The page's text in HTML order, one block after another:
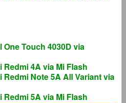
Touch 4030D via
4A via Mi Flash
Note 5A All Variant via
5A via Mi Flash